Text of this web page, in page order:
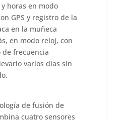
horas en modo
GPS y registro de la
en la muñeca
en modo reloj, con
frecuencia
varios días sin
de fusión de
cuatro sensores